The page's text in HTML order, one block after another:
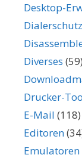
Desktop-
Dialerschutz
Diverses (59)
Drucker-
E-Mail (118)
Editoren
Emulatoren